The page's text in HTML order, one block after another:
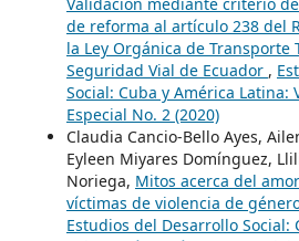
de reforma al artículo 238 del
la Ley Orgánica de Transporte
Seguridad Vial de Ecuador ,
Social: Cuba y América Latina:
Especial No. 2 (2020)
Claudia Cancio-Bello Ayes,
Eyleen Miyares Domínguez,
Noriega, Mitos acerca del
víctimas de violencia de
Estudios del Desarrollo Social: